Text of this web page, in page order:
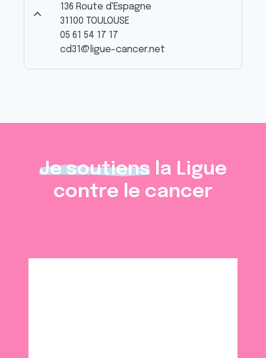
136 Route d'Espagne
31100 TOULOUSE
05 61 54 17 17
cd31@ligue-cancer.net
Je soutiens la Ligue
contre le cancer